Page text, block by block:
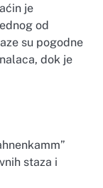
je
od
su pogodne
dok je
staza i